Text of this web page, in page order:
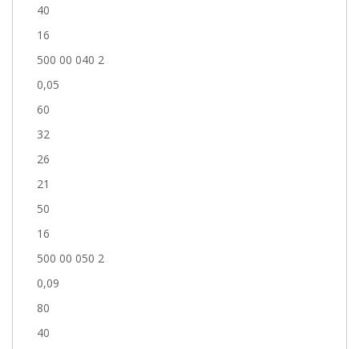
40
16
500 00 040 2
0,05
60
32
26
21
50
16
500 00 050 2
0,09
80
40